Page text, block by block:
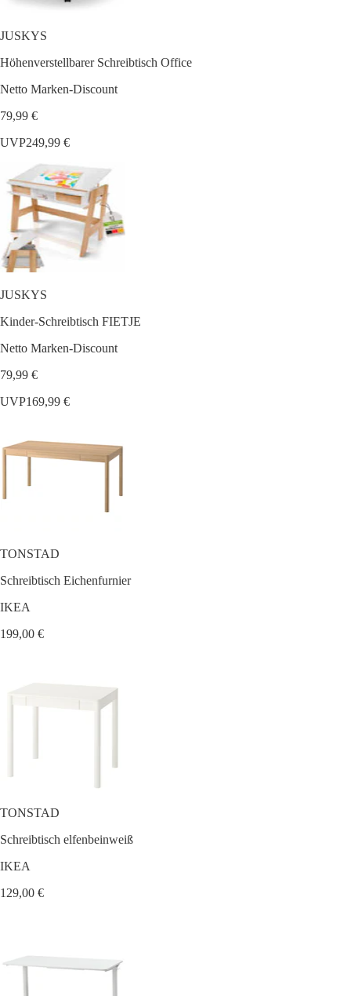
JUSKYS
Höhenverstellbarer Schreibtisch Office
Netto Marken-Discount
79,99 €
UVP249,99 €
JUSKYS
Kinder-Schreibtisch FIETJE
Netto Marken-Discount
79,99 €
UVP169,99 €
TONSTAD
Schreibtisch Eichenfurnier
IKEA
199,00 €
TONSTAD
Schreibtisch elfenbeinweiß
IKEA
129,00 €